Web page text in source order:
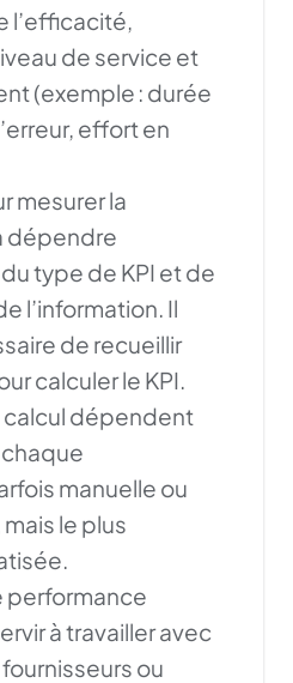
l’efficacité,
de service et
(exemple : durée
effort en
mesurer la
dépendre
type de KPI et de
l’information. Il
de recueillir
calculer le KPI.
calcul dépendent
manuelle ou
le plus
performance
à travailler avec
ou